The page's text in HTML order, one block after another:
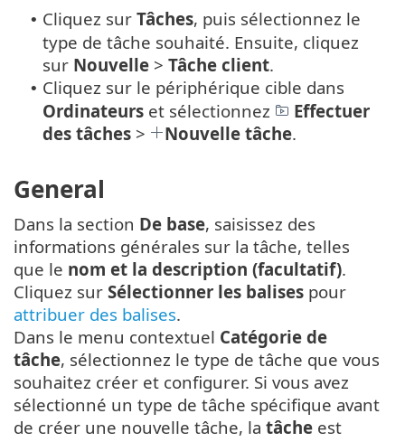
• Cliquez sur Tâches, puis sélectionnez le
type de tâche souhaité. Ensuite, cliquez
sur Nouvelle > Tâche client.
• Cliquez sur le périphérique cible dans
Ordinateurs et sélectionnez
Effectuer
des tâches > Nouvelle tâche.
General
Dans la section De base, saisissez des
informations générales sur la tâche, telles
que le nom et la description (facultatif).
Cliquez sur Sélectionner les balises pour
attribuer des balises.
Dans le menu contextuel Catégorie de
tâche, sélectionnez le type de tâche que vous
souhaitez créer et configurer. Si vous avez
sélectionné un type de tâche spécifique avant
de créer une nouvelle tâche, la tâche est